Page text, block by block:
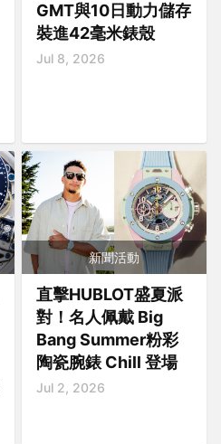
GMT與10日動力儲存
裝進42毫米錶殼
Jul 8, 2026
新聞活動
直擊HUBLOT盛夏派
對！名人佩戴 Big
Bang Summer粉彩
陶瓷腕錶 Chill 登場
Jul 2, 2026